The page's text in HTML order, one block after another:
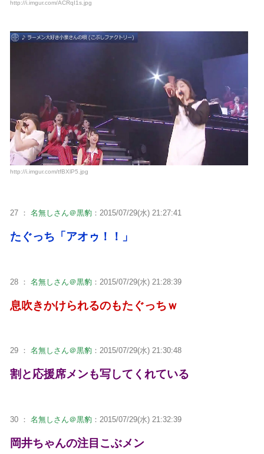
http://i.imgur.com/ACRqI1s.jpg
http://i.imgur.com/tfBXlP5.jpg
27 ： 名無しさん＠黒豹 ：2015/07/29(水) 21:27:41
たぐっち「アオゥ！！」
28 ： 名無しさん＠黒豹 ：2015/07/29(水) 21:28:39
息吹きかけられるのもたぐっちｗ
29 ： 名無しさん＠黒豹 ：2015/07/29(水) 21:30:48
割と応援席メンも写してくれている
30 ： 名無しさん＠黒豹 ：2015/07/29(水) 21:32:39
岡井ちゃんの注目こぶメン